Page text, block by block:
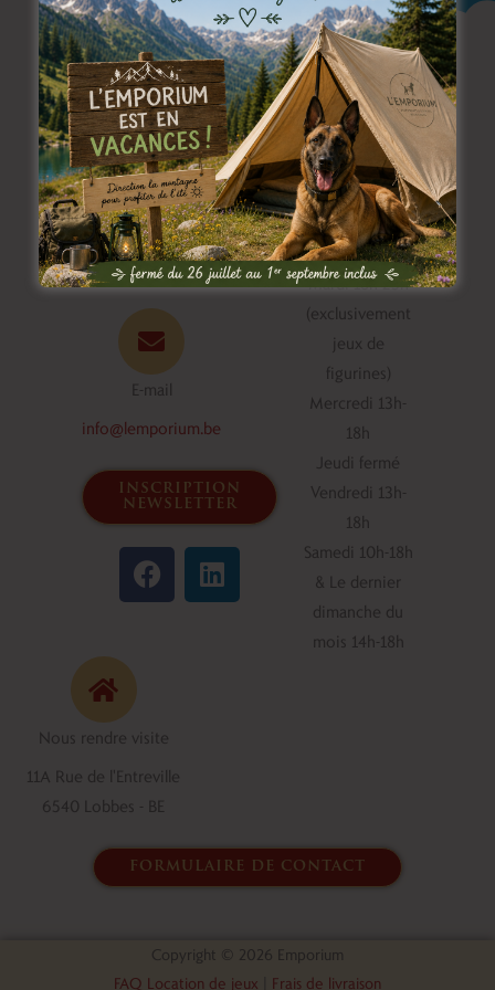
Appelez-nous
+32.492.44.32.05
E-mail
info@lemporium.be
inscription
newsletter
F
a
c
k
L
i
n
Horaire du bar
à jeux
Mardi 18h-23h
(exclusivement
jeux de
figurines)
Mercredi 13h-
18h
Jeudi fermé
Vendredi 13h-
18h
Samedi 10h-18h
& Le dernier
dimanche du
mois 14h-18h
Nous rendre visite
11A Rue de l'Entreville
6540 Lobbes - BE
formulaire de contact
Copyright © 2026 Emporium
FAQ Location de jeux
Frais de livraison